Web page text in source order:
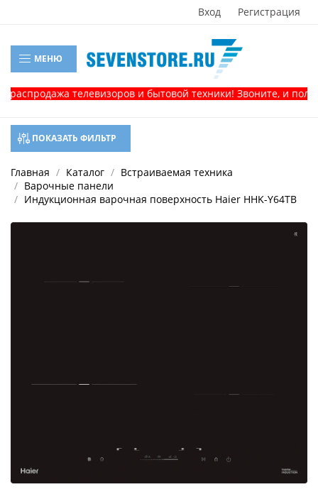
Вход Регистрация
МЕНЮ
телевизоров и бытовой техники! Звоните, и
ПОКАЗАТЬ ФИЛЬТР
Главная Каталог
Встраиваемая техника
Варочные панели
Индукционная варочная поверхность Haier HHK-Y64TB